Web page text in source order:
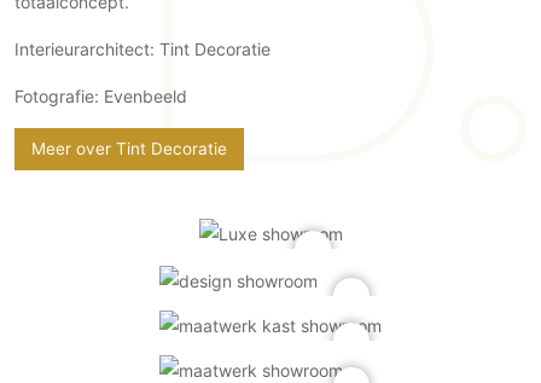
Mirror TV
Fitnessapparatuur
Aannemers Interieur
Wijnkelder en wijnkasten
Interieurarchitect: Tint Decoratie
Fotografie: Evenbeeld
Meer over Tint Decoratie